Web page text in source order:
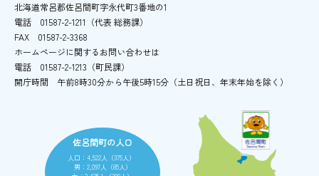
北海道常呂郡佐呂間町字永代町3番地の1
電話
01587-2-1211（代表 総務課）
FAX
01587-2-3368
ホームページに関するお問い合わせは
電話
01587-2-1213（町民課）
開庁時間
午前8時30分から午後5時15分 （土日祝日、年末年始を除く）
佐呂間町の人口
人口：4,522人（375人）
男：2,097人（85人）